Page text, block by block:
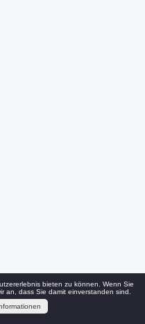
bieten zu können. Wenn Sie
an, dass Sie damit einverstanden sind.